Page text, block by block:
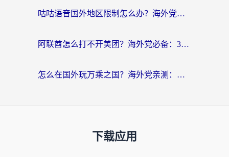
咕咕语音国外地区限制怎么办？海外党必备的回国加速器选择指南（附音悦Tai、搜狐视频解决妙招）
阿联酋怎么打不开美团？海外党必备：3步解决回国追剧、看球、刷B站的全部烦恼
怎么在国外玩万乘之国？海外党亲测：突破限制的3个实用技巧
下载应用